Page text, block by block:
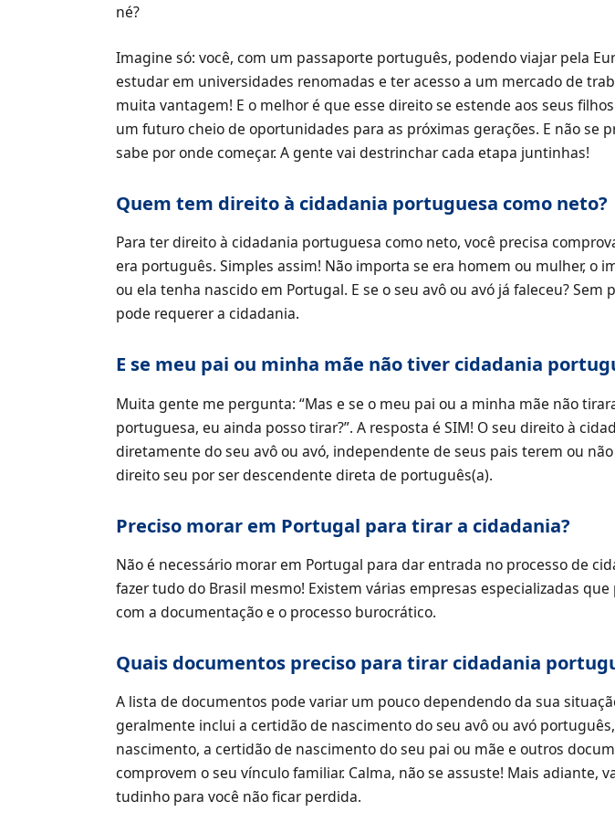
né?
Imagine só: você, com um passaporte português, podendo viajar pela
estudar em universidades renomadas e ter acesso a um mercado de
muita vantagem! E o melhor é que esse direito se estende aos seus
um futuro cheio de oportunidades para as próximas gerações. E não se
sabe por onde começar. A gente vai destrinchar cada etapa juntinhas!
Quem tem direito à cidadania portuguesa como neto?
Para ter direito à cidadania portuguesa como neto, você precisa
era português. Simples assim! Não importa se era homem ou mulher, o
ou ela tenha nascido em Portugal. E se o seu avô ou avó já faleceu? Sem
pode requerer a cidadania.
E se meu pai ou minha mãe não tiver cidadania
Muita gente me pergunta: “Mas e se o meu pai ou a minha mãe não
portuguesa, eu ainda posso tirar?”. A resposta é SIM! O seu direito à
diretamente do seu avô ou avó, independente de seus pais terem ou
direito seu por ser descendente direta de português(a).
Preciso morar em Portugal para tirar a cidadania?
Não é necessário morar em Portugal para dar entrada no processo de
fazer tudo do Brasil mesmo! Existem várias empresas especializadas
com a documentação e o processo burocrático.
Quais documentos preciso para tirar cidadania
A lista de documentos pode variar um pouco dependendo da sua
geralmente inclui a certidão de nascimento do seu avô ou avó
nascimento, a certidão de nascimento do seu pai ou mãe e outros
comprovem o seu vínculo familiar. Calma, não se assuste! Mais adiante,
tudinho para você não ficar perdida.